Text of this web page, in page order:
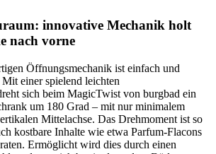
innovative Mechanik holt
nach vorne
Öffnungsmechanik ist einfach und
einer spielend leichten
sich beim MagicTwist von burgbad ein
um 180 Grad – mit nur minimalem
Mittelachse. Das Drehmoment ist so
kostbare Inhalte wie etwa Parfum-Flacons
Ermöglicht wird dies durch einen